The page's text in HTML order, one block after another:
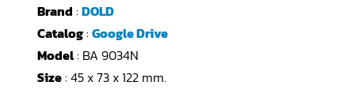
Brand : DOLD
Catalog: Google Drive
Model: BA 9034N
Size: 45 x 73 x 122 mm.